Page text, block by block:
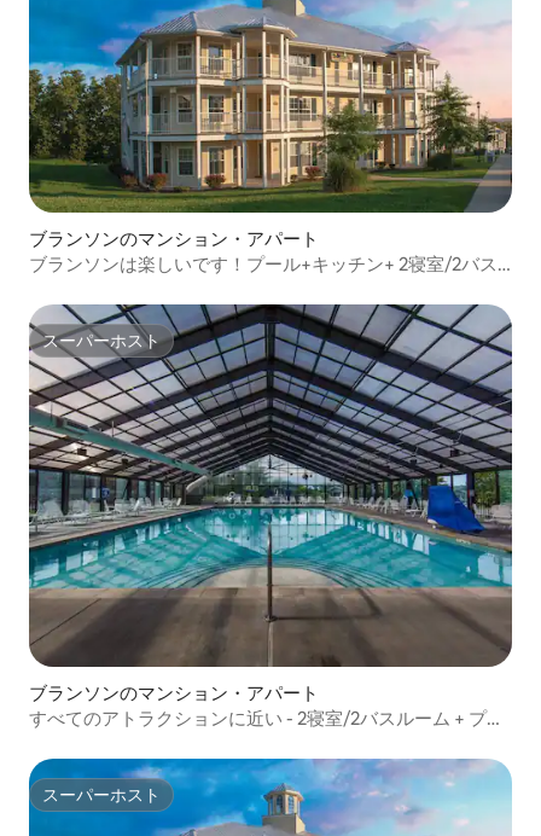
ブランソンのマンション・アパート
ブランソンは楽しいです！プール+キッチン+ 2寝室/2バス
スーパーホスト
スーパーホスト
ブランソンのマンション・アパート
すべてのアトラクションに近い - 2寝室/2バスルーム + プー
スーパーホスト
スーパーホスト